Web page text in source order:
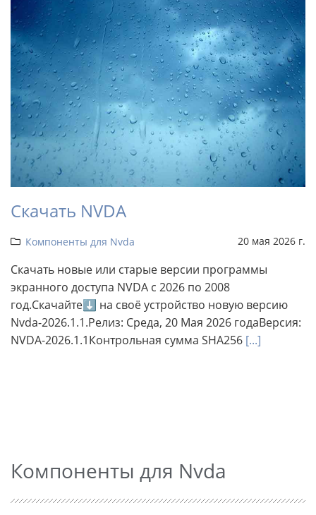
Скачать NVDA
Компоненты для Nvda 20 мая 2026 г.
Скачать новые или старые версии программы
экранного доступа NVDA с 2026 по 2008
год.Скачайте⬇ на своё устройство новую версию
Nvda-2026.1.1.Релиз: Среда, 20 Мая 2026 годаВерсия:
NVDA-2026.1.1Контрольная сумма SHA256 [...]
Компоненты для Nvda